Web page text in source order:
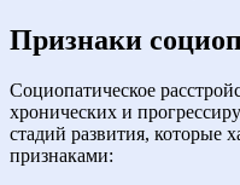
Признаки
Социопатическое
хронических и
стадий развития, которые
признаками: